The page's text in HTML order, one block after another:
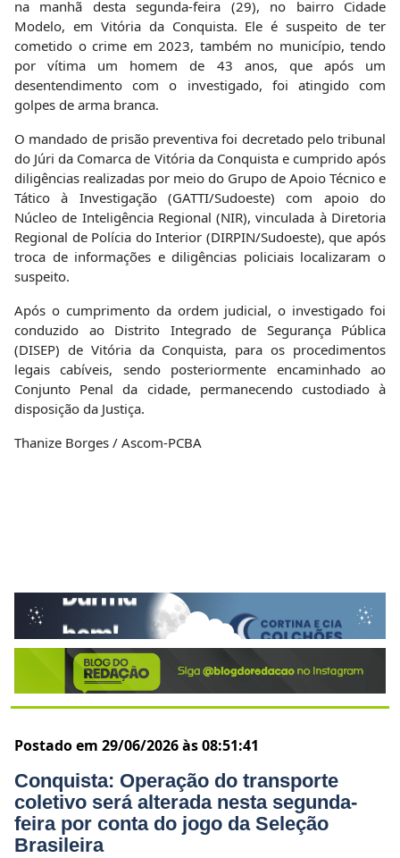
na manhã desta segunda-feira (29), no bairro Cidade
Modelo, em Vitória da Conquista. Ele é suspeito de ter
cometido o crime em 2023, também no município, tendo
por vítima um homem de 43 anos, que após um
desentendimento com o investigado, foi atingido com
golpes de arma branca.
O mandado de prisão preventiva foi decretado pelo tribunal
do Júri da Comarca de Vitória da Conquista e cumprido após
diligências realizadas por meio do Grupo de Apoio Técnico e
Tático à Investigação (GATTI/Sudoeste) com apoio do
Núcleo de Inteligência Regional (NIR), vinculada à Diretoria
Regional de Polícia do Interior (DIRPIN/Sudoeste), que após
troca de informações e diligências policiais localizaram o
suspeito.
Após o cumprimento da ordem judicial, o investigado foi
conduzido ao Distrito Integrado de Segurança Pública
(DISEP) de Vitória da Conquista, para os procedimentos
legais cabíveis, sendo posteriormente encaminhado ao
Conjunto Penal da cidade, permanecendo custodiado à
disposição da Justiça.
Thanize Borges / Ascom-PCBA
Postado em 29/06/2026 às 08:51:41
Conquista: Operação do transporte
coletivo será alterada nesta segunda-
feira por conta do jogo da Seleção
Brasileira